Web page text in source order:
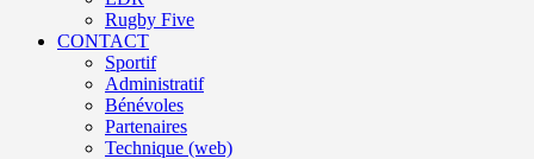
Rugby Five
CONTACT
Sportif
Administratif
Bénévoles
Partenaires
Technique (web)